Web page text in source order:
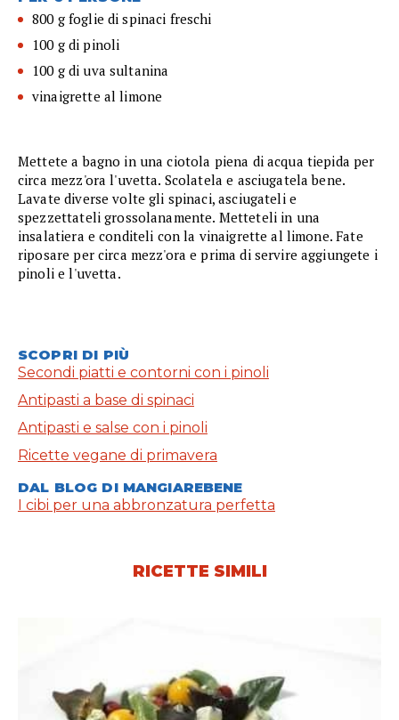
800 g foglie di spinaci freschi
100 g di pinoli
100 g di uva sultanina
vinaigrette al limone
Mettete a bagno in una ciotola piena di acqua tiepida per
circa mezz'ora l'uvetta. Scolatela e asciugatela bene.
Lavate diverse volte gli spinaci, asciugateli e
spezzettateli grossolanamente. Metteteli in una
insalatiera e conditeli con la vinaigrette al limone. Fate
riposare per circa mezz'ora e prima di servire aggiungete i
pinoli e l'uvetta.
SCOPRI DI PIÙ
Secondi piatti e contorni con i pinoli
Antipasti a base di spinaci
Antipasti e salse con i pinoli
Ricette vegane di primavera
DAL BLOG DI MANGIAREBENE
I cibi per una abbronzatura perfetta
RICETTE SIMILI